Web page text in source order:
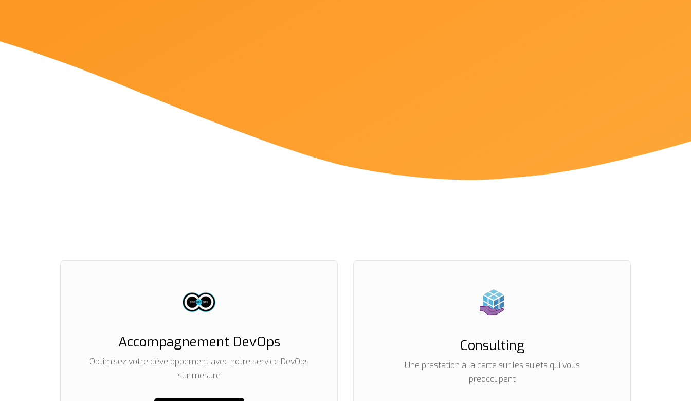
Accompagnement DevOps
Optimisez votre développement avec notre service DevOps
sur mesure
Consulting
Une prestation à la carte sur les sujets qui vous
préoccupent